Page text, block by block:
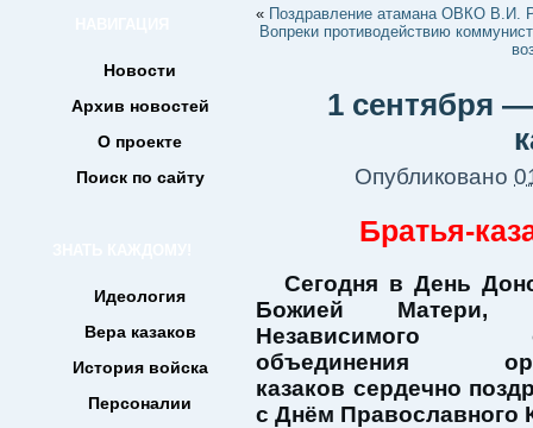
Новости
Архив новостей
О проекте
Поиск по сайту
Идеология
Вера казаков
История войска
Персоналии
« Поздравление атамана ОВКО В.И.
Вопреки противодействию
1 сентября
Опубликовано
Братья-
Сегодня в День
Божией Матери,
Независимого
объединения
казаков сердечно
с Днём Православного